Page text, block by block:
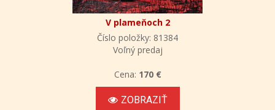
V plameňoch 2
Číslo položky: 81384
Voľný predaj
Cena: 170 €
ZOBRAZIŤ